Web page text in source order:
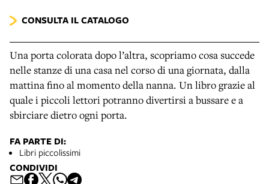
CONSULTA IL CATALOGO
Una porta colorata dopo l’altra, scopriamo cosa succede
nelle stanze di una casa nel corso di una giornata, dalla
mattina fino al momento della nanna. Un libro grazie al
quale i piccoli lettori potranno divertirsi a bussare e a
sbirciare dietro ogni porta.
FA PARTE DI:
Libri piccolissimi
CONDIVIDI